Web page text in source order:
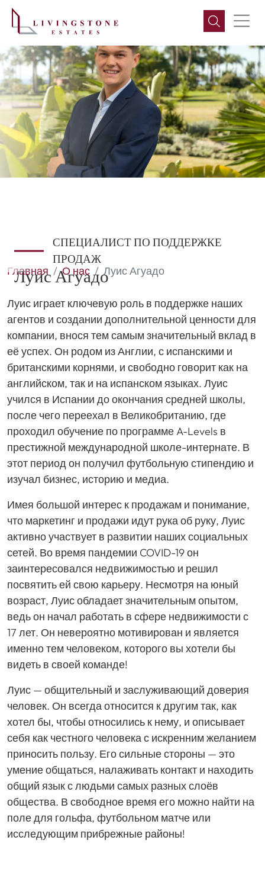
СПЕЦИАЛИСТ ПО ПОДДЕРЖКЕ
ПРОДАЖ
Луис Агуадо
Главная О нас Луис Агуадо
Луис играет ключевую роль в поддержке наших
агентов и создании дополнительной ценности для
компании, внося тем самым значительный вклад в
её успех. Он родом из Англии, с испанскими и
британскими корнями, и свободно говорит как на
английском, так и на испанском языках. Луис
учился в Испании до окончания средней школы,
после чего переехал в Великобританию, где
проходил обучение по программе A-Levels в
престижной международной школе-интернате. В
этот период он получил футбольную стипендию и
изучал бизнес, историю и медиа.
Имея большой интерес к продажам и понимание,
что маркетинг и продажи идут рука об руку, Луис
активно участвует в развитии наших социальных
сетей. Во время пандемии COVID-19 он
заинтересовался недвижимостью и решил
посвятить ей свою карьеру. Несмотря на юный
возраст, Луис обладает значительным опытом,
ведь он начал работать в сфере недвижимости с
17 лет. Он невероятно мотивирован и является
именно тем человеком, которого вы хотели бы
видеть в своей команде!
Луис — общительный и заслуживающий доверия
человек. Он всегда относится к другим так, как
хотел бы, чтобы относились к нему, и описывает
себя как честного человека с искренним желанием
приносить пользу. Его сильные стороны — это
умение общаться, налаживать контакт и находить
общий язык с людьми самых разных слоёв
общества. В свободное время его можно найти на
поле для гольфа, футбольном матче или
исследующим прибрежные районы!